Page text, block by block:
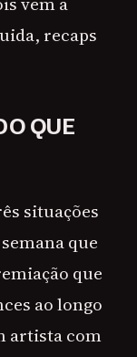
recaps
QUE
situações
que
que
ao longo
artista com